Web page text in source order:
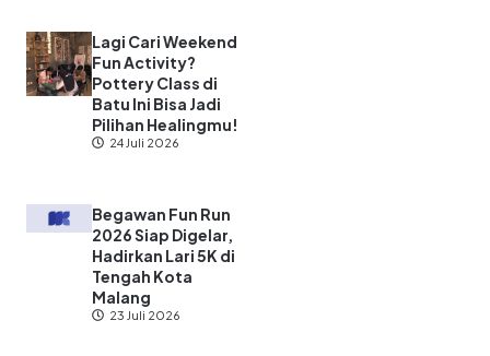
Lagi Cari Weekend
Fun Activity?
Pottery Class di
Batu Ini Bisa Jadi
Pilihan Healingmu!
24 Juli 2026
Begawan Fun Run
2026 Siap Digelar,
Hadirkan Lari 5K di
Tengah Kota
Malang
23 Juli 2026